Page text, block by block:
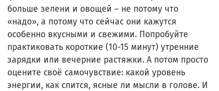
больше зелени и овощей – не потому что
«надо», а потому что сейчас они кажутся
особенно вкусными и свежими. Попробуйте
практиковать короткие (10-15 минут) утренние
зарядки или вечерние растяжки. А потом просто
оцените своё самочувствие: какой уровень
энергии, как спится, ясные ли мысли в голове. И